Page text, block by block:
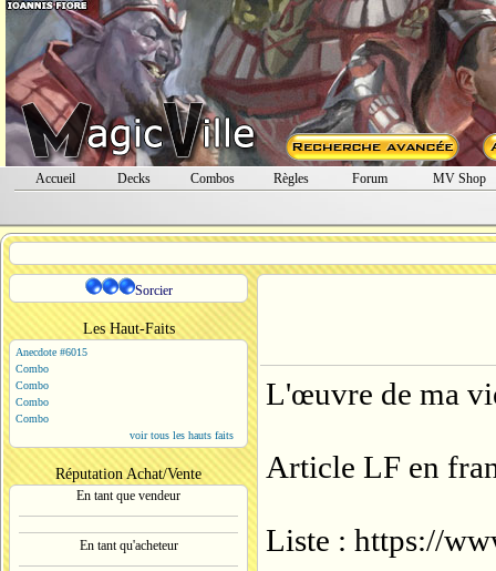
Accueil Decks Combos Règles Forum MV Shop
Sorcier
Les Haut-Faits
Anecdote #6015
Combo
Combo
Combo
Combo
voir tous les hauts faits
Réputation Achat/Vente
En tant que vendeur
En tant qu'acheteur
L'œuvre de ma
Article LF en
Liste : https://